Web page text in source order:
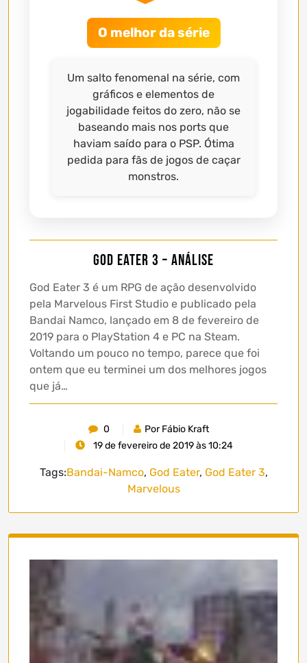
O melhor da série
Um salto fenomenal na série, com
gráficos e elementos de
jogabilidade feitos do zero, não se
baseando mais nos ports que
haviam saído para o PSP. Ótima
pedida para fãs de jogos de caçar
monstros.
God Eater 3 – Análise
God Eater 3 é um RPG de ação desenvolvido
pela Marvelous First Studio e publicado pela
Bandai Namco, lançado em 8 de fevereiro de
2019 para o PlayStation 4 e PC na Steam.
Voltando um pouco no tempo, parece que foi
ontem que eu terminei um dos melhores jogos
que já…
0
Por Fábio Kraft
19 de fevereiro de 2019 às 10:24
Tags:Bandai-Namco, God Eater, God Eater 3,
Marvelous